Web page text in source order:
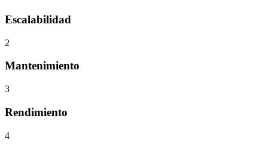
Escalabilidad
2
Mantenimiento
3
Rendimiento
4